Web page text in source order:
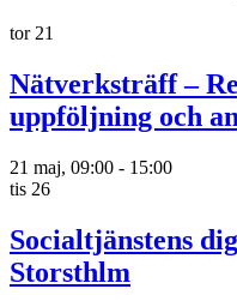
tor 21
Nätverksträff –
uppföljning och
21 maj, 09:00 - 15:00
tis 26
Socialtjänstens
Storsthlm